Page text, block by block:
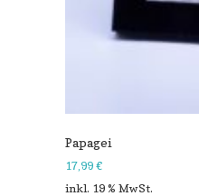
Papagei
17,99 €
inkl. 19 % MwSt.